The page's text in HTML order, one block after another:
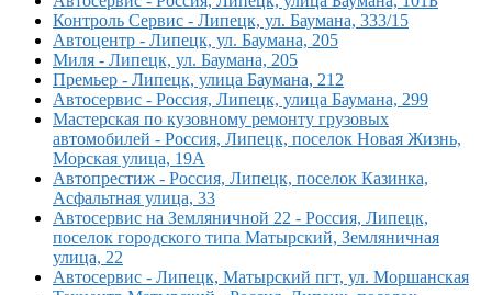
Контроль Сервис - Липецк, ул. Баумана, 333/15
Автоцентр - Липецк, ул. Баумана, 205
Миля - Липецк, ул. Баумана, 205
Премьер - Липецк, улица Баумана, 212
Автосервис - Россия, Липецк, улица Баумана, 299
Мастерская по кузовному ремонту грузовых
автомобилей - Россия, Липецк, поселок Новая Жизнь,
Морская улица, 19А
Автопрестиж - Россия, Липецк, поселок Казинка,
Асфальтная улица, 33
Автосервис на Земляничной 22 - Россия, Липецк,
поселок городского типа Матырский, Земляничная
улица, 22
Автосервис - Липецк, Матырский пгт, ул. Моршанская